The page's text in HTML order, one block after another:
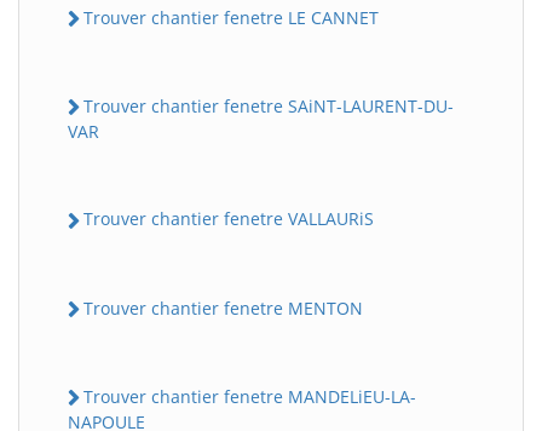
Trouver chantier fenetre LE CANNET
Trouver chantier fenetre SAiNT-LAURENT-DU-
VAR
Trouver chantier fenetre VALLAURiS
Trouver chantier fenetre MENTON
Trouver chantier fenetre MANDELiEU-LA-
NAPOULE